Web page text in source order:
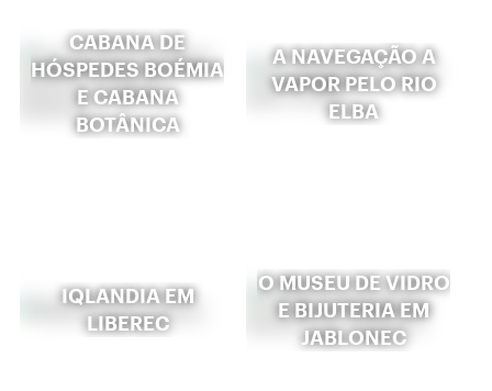
CABANA DE
HÓSPEDES BOÉMIA
E CABANA
BOTÂNICA
A NAVEGAÇÃO A
VAPOR PELO RIO
ELBA
IQLANDIA EM
LIBEREC
O MUSEU DE VIDRO
E BIJUTERIA EM
JABLONEC